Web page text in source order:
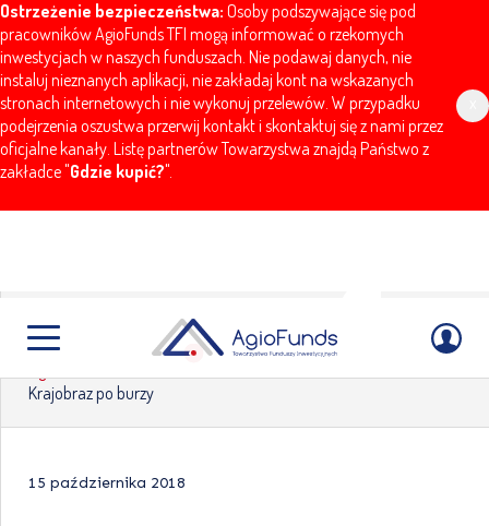
Ostrzeżenie bezpieczeństwa: Osoby podszywające się pod
pracowników AgioFunds TFI mogą informować o rzekomych
inwestycjach w naszych funduszach. Nie podawaj danych, nie
instaluj nieznanych aplikacji, nie zakładaj kont na wskazanych
stronach internetowych i nie wykonuj przelewów. W przypadku
podejrzenia oszustwa przerwij kontakt i skontaktuj się z nami przez
oficjalne kanały. Listę partnerów Towarzystwa znajdą Państwo z
zakładce "Gdzie kupić?".
Krajobraz po burzy
Krajobraz po burzy
15 października 2018